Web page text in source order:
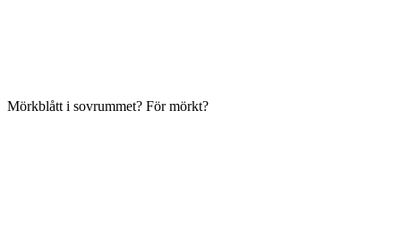
Mörkblått i sovrummet? För mörkt?